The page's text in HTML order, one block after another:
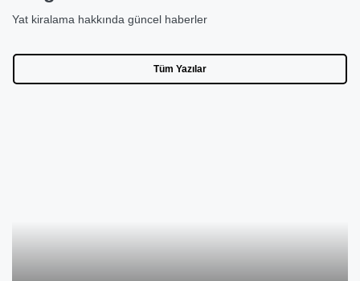
Yat kiralama hakkında güncel haberler
Tüm Yazılar